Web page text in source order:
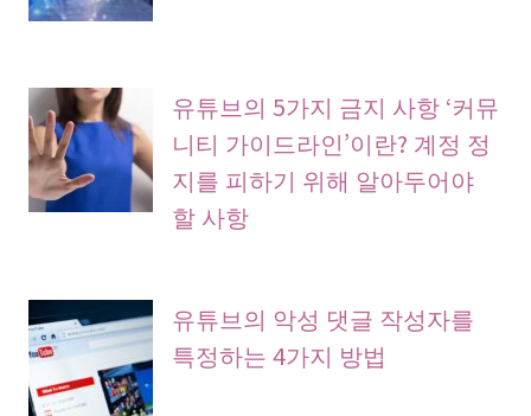
유튜브의 5가지 금지 사항 ‘커뮤
니티 가이드라인’이란? 계정 정
지를 피하기 위해 알아두어야
할 사항
유튜브의 악성 댓글 작성자를
특정하는 4가지 방법